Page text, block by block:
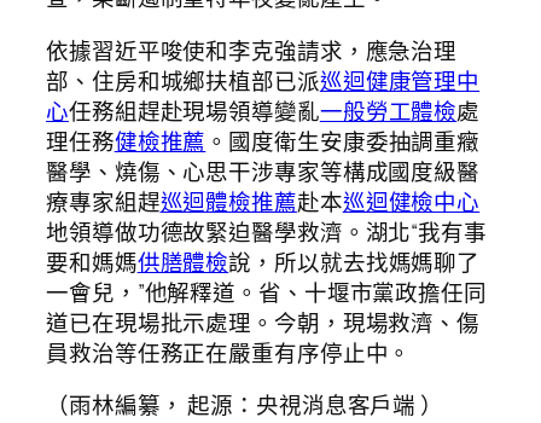
依據習近平唆使和李克強請求，應急治理
部、住房和城鄉扶植部已派巡迴健康管理中
心任務組趕赴現場領導變亂一般勞工體檢處
理任務健檢推薦 。國度衛生安康委抽調重癥
醫學、燒傷、心思干涉專家等構成國度級醫
療專家組趕巡迴體檢推薦赴本巡迴健檢中心
地領導做功德故緊迫醫學救濟。湖北“我有事
要和媽媽供膳體檢說，所以就去找媽媽聊了
一會兒，”他解釋道。省、十堰市黨政擔任同
道已在現場批示處理。今朝，現場救濟、傷
員救治等任務正在嚴重有序停止中。
（雨林編纂， 起源：央視消息客戶端 ）